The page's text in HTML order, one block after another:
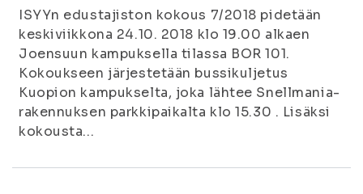
ISYYn edustajiston kokous 7/2018 pidetään
keskiviikkona 24.10. 2018 klo 19.00 alkaen
Joensuun kampuksella tilassa BOR 101.
Kokoukseen järjestetään bussikuljetus
Kuopion kampukselta, joka lähtee Snellmania-
rakennuksen parkkipaikalta klo 15.30 . Lisäksi
kokousta...